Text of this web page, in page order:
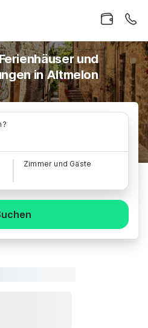
und
in Altmelon
Zimmer und Gäste